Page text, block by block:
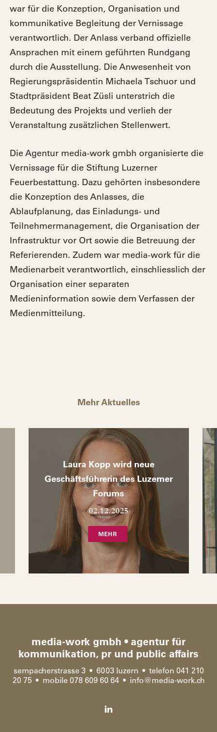
war für die Konzeption, Organisation und
kommunikative Begleitung der Vernissage
verantwortlich. Der Anlass verband offizielle
Ansprachen mit einem geführten Rundgang
durch die Ausstellung. Die Anwesenheit von
Regierungspräsidentin Michaela Tschuor und
Stadtpräsident Beat Züsli unterstrich die
Bedeutung des Projekts und verlieh der
Veranstaltung zusätzlichen Stellenwert.
Die Agentur media-work gmbh organisierte die
Vernissage für die Stiftung Luzerner
Feuerbestattung. Dazu gehörten insbesondere
die Konzeption des Anlasses, die
Ablaufplanung, das Einladungs- und
Teilnehmermanagement, die Organisation der
Infrastruktur vor Ort sowie die Betreuung der
Referierenden. Zudem war media-work für die
Medienarbeit verantwortlich, einschliesslich der
Organisation einer separaten
Medieninformation sowie dem Verfassen der
Medienmitteilung.
Mehr Aktuelles
Laura Kopp wird neue
Geschäftsführerin des Luzerner
Forums
02.12.2025
MEHR
media-work gmbh • agentur für
kommunikation, pr und public affairs
sempacherstrasse 3 • 6003 luzern • telefon 041 210
20 75 • mobile 078 609 60 64 • info@media-work.ch